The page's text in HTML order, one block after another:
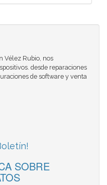
Vélez Rubio, nos
desde reparaciones
de software y venta
SOBRE